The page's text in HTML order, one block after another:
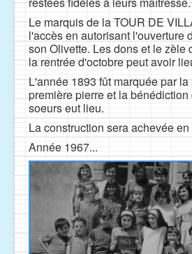
Le marquis de la TOUR DE
l'accès en autorisant l'ouverture
son Olivette. Les dons et le zèle
la rentrée d'octobre peut avoir
L'année 1893 fût marquée par
première pierre et la
soeurs eut lieu.
La construction sera achevée en
Année 1967...